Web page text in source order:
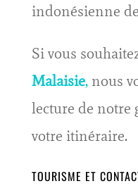
indonésienne
Si vous
Malaisie,nous
lecture de notre
votre itinéraire.
TOURISME ET